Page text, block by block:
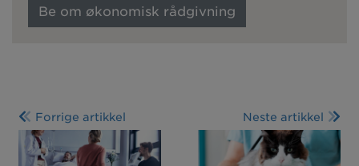
Be om økonomisk rådgivning
Forrige artikkel Neste artikkel